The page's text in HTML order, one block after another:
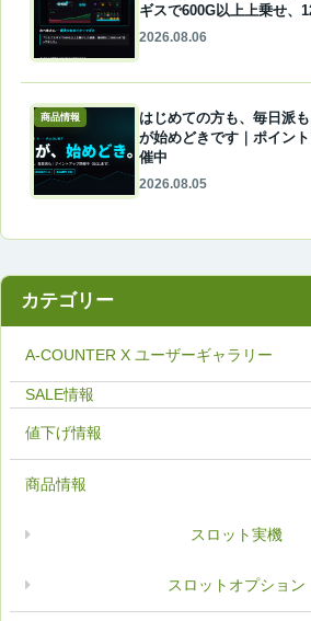
ギスで600G以上上乗せ、
2026.08.06
商品情報
はじめての方も、毎日派
が始めどきです｜ポイン
催中
2026.08.05
カテゴリー
A-COUNTER X ユーザーギャラリー
値下げ情報
商品情報
スロットオプション
スロット実機